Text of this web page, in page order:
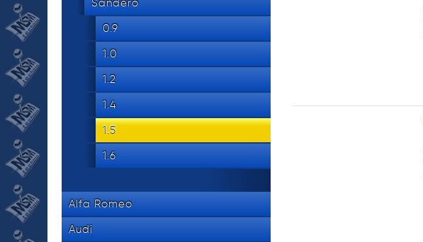
tel.
Sandero
0.9
1.0
1.2
1.4
1.5
1.6
Alfa Romeo
Audi